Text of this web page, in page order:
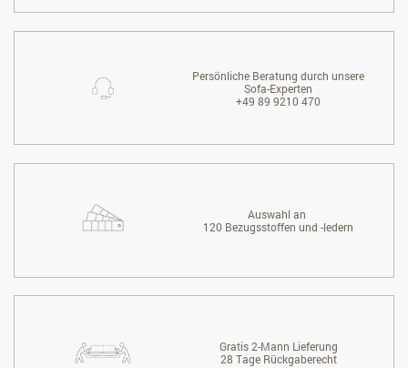
Persönliche Beratung durch unsere
Sofa-Experten
+49 89 9210 470
Auswahl an
120 Bezugsstoffen und -ledern
Gratis 2-Mann Lieferung
28 Tage Rückgaberecht